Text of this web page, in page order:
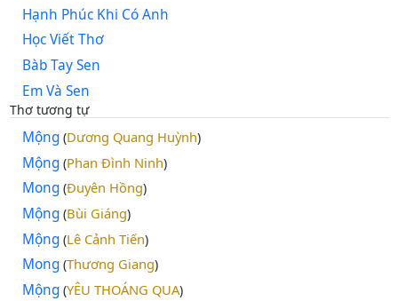
Hạnh Phúc Khi Có Anh
Học Viết Thơ
Bàb Tay Sen
Em Và Sen
Thơ tương tự
Mộng(Dương Quang Huỳnh)
Mộng(Phan Đình Ninh)
Mong(Đuyên Hồng)
Mộng(Bùi Giáng)
Mộng(Lê Cảnh Tiến)
Mong(Thương Giang)
Mộng(YÊU THOÁNG QUA)